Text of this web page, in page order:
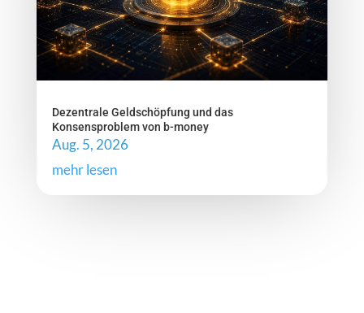
Dezentrale Geldschöpfung und das
Konsensproblem von b-money
Aug. 5, 2026
mehr lesen